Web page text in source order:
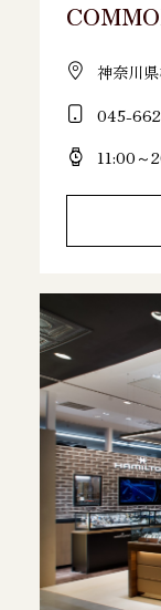
神奈川
045-
11:00～